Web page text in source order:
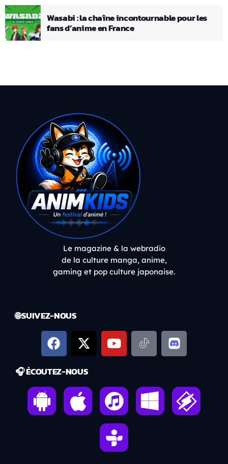
Wasabi : la chaîne incontournable pour les
fans d’anime en France
Le magazine & la webradio
de la culture manga, anime,
gaming et pop culture japonaise.
🌐 SUIVEZ-NOUS
🎧 ÉCOUTEZ-NOUS